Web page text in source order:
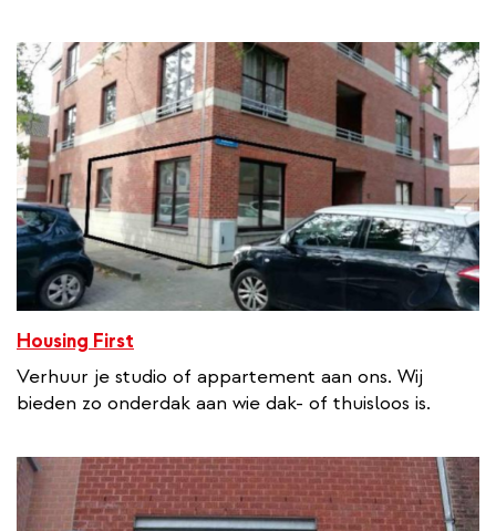
Housing First
Verhuur je studio of appartement aan ons. Wij
bieden zo onderdak aan wie dak- of thuisloos is.